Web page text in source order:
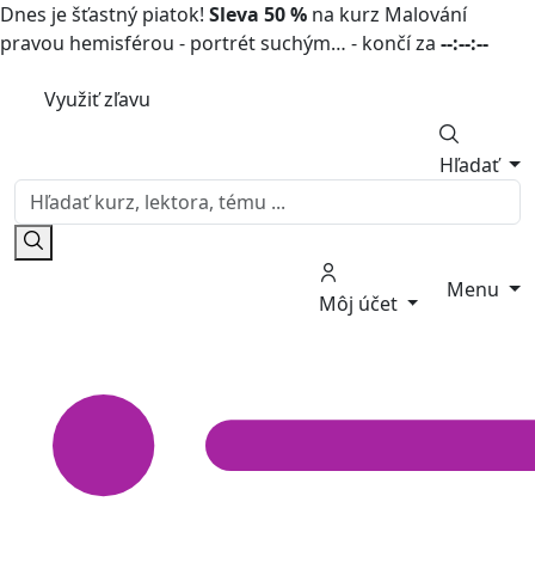
Dnes je šťastný piatok! Sleva 50 % na kurz Malování
pravou hemisférou - portrét suchým… - končí za --:--:--
Využiť zľavu
Hľadať
Môj účet
Menu